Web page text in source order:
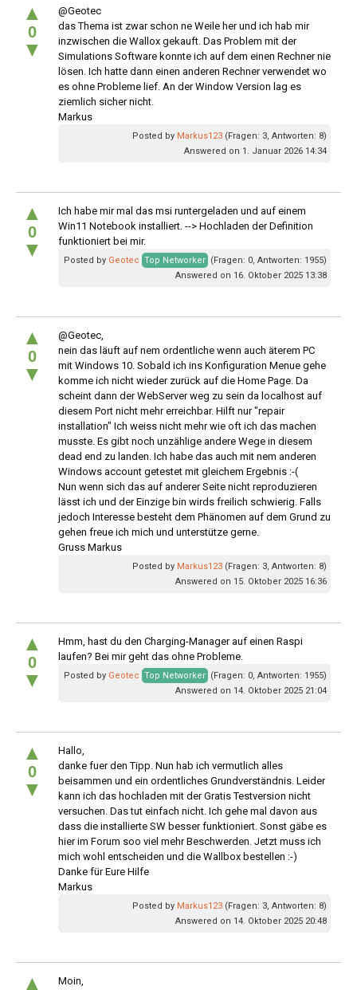
▲
0
▼
@Geotec
das Thema ist zwar schon ne Weile her und ich hab mir
inzwischen die Wallox gekauft. Das Problem mit der
Simulations Software konnte ich auf dem einen Rechner nie
lösen. Ich hatte dann einen anderen Rechner verwendet wo
es ohne Probleme lief. An der Window Version lag es
ziemlich sicher nicht.
Markus
Posted by Markus123 (Fragen: 3, Antworten: 8)
Answered on 1. Januar 2026 14:34
▲
0
▼
Ich habe mir mal das msi runtergeladen und auf einem
Win11 Notebook installiert. --> Hochladen der Definition
funktioniert bei mir.
Posted by Geotec Top Networker (Fragen: 0, Antworten: 1955)
Answered on 16. Oktober 2025 13:38
▲
0
▼
@Geotec,
nein das läuft auf nem ordentliche wenn auch äterem PC
mit Windows 10. Sobald ich ins Konfiguration Menue gehe
komme ich nicht wieder zurück auf die Home Page. Da
scheint dann der WebServer weg zu sein da localhost auf
diesem Port nicht mehr erreichbar. Hilft nur "repair
installation" Ich weiss nicht mehr wie oft ich das machen
musste. Es gibt noch unzählige andere Wege in diesem
dead end zu landen. Ich habe das auch mit nem anderen
Windows account getestet mit gleichem Ergebnis :-(
Nun wenn sich das auf anderer Seite nicht reproduzieren
lässt ich und der Einzige bin wirds freilich schwierig. Falls
jedoch Interesse besteht dem Phänomen auf dem Grund zu
gehen freue ich mich und unterstütze gerne.
Gruss Markus
Posted by Markus123 (Fragen: 3, Antworten: 8)
Answered on 15. Oktober 2025 16:36
▲
0
▼
Hmm, hast du den Charging-Manager auf einen Raspi
laufen? Bei mir geht das ohne Probleme.
Posted by Geotec Top Networker (Fragen: 0, Antworten: 1955)
Answered on 14. Oktober 2025 21:04
▲
0
▼
Hallo,
danke fuer den Tipp. Nun hab ich vermutlich alles
beisammen und ein ordentliches Grundverständnis. Leider
kann ich das hochladen mit der Gratis Testversion nicht
versuchen. Das tut einfach nicht. Ich gehe mal davon aus
dass die installierte SW besser funktioniert. Sonst gäbe es
hier im Forum soo viel mehr Beschwerden. Jetzt muss ich
mich wohl entscheiden und die Wallbox bestellen :-)
Danke für Eure Hilfe
Markus
Posted by Markus123 (Fragen: 3, Antworten: 8)
Answered on 14. Oktober 2025 20:48
▲
Moin,